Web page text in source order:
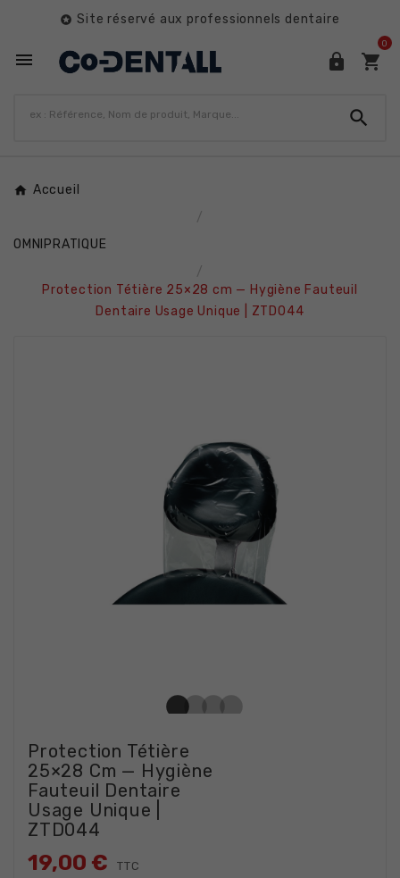
 Site réservé aux professionnels dentaire
  
0

Accueil
OMNIPRATIQUE
Protection Tétière 25×28 cm — Hygiène Fauteuil
Dentaire Usage Unique | ZTD044
Protection Tétière
25×28 Cm — Hygiène
Fauteuil Dentaire
Usage Unique |
ZTD044
19,00 € TTC